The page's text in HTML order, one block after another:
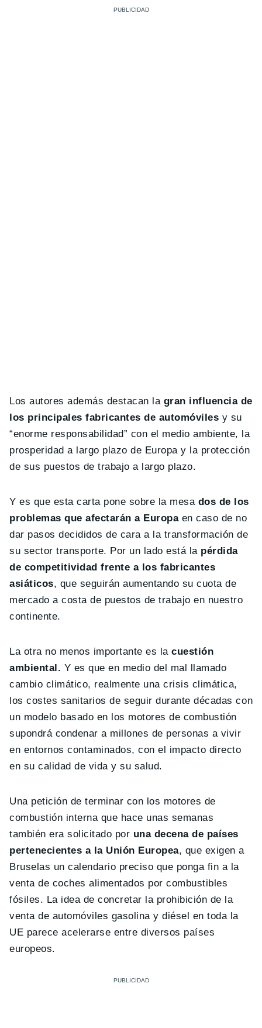
Los autores además destacan lagran influencia de
los principales fabricantes de automóviles y su
“enorme responsabilidad” con el medio ambiente, la
prosperidad a largo plazo de Europa y la protección
de sus puestos de trabajo a largo plazo.
Y es que esta carta pone sobre la mesa dos de los
problemas que afectarán a Europaen caso de no
dar pasos decididos de cara a la transformación de
su sector transporte. Por un lado está la pérdida
de competitividad frente a los fabricantes
asiáticos, que seguirán aumentando su cuota de
mercado a costa de puestos de trabajo en nuestro
continente.
La otra no menos importante es lacuestión
ambiental. Y es que en medio del mal llamado
cambio climático, realmente una crisis climática,
los costes sanitarios de seguir durante décadas con
un modelo basado en los motores de combustión
supondrá condenar a millones de personas a vivir
en entornos contaminados, con el impacto directo
en su calidad de vida y su salud.
Una petición de terminar con los motores de
combustión interna que hace unas semanas
también era solicitado por una decena de países
pertenecientes a la Unión Europea, que exigen a
Bruselas un calendario preciso que ponga fin a la
venta de coches alimentados por combustibles
fósiles. La idea de concretar la prohibición de la
venta de automóviles gasolina y diésel en toda la
UE parece acelerarse entre diversos países
europeos.